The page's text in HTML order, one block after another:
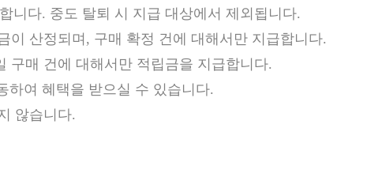
니다. 중도 탈퇴 시 지급 대상에서 제외됩니다.
산정되며, 구매 확정 건에 대해서만 지급합니다.
구매 건에 대해서만 적립금을 지급합니다.
하여 혜택을 받으실 수 있습니다.
않습니다.